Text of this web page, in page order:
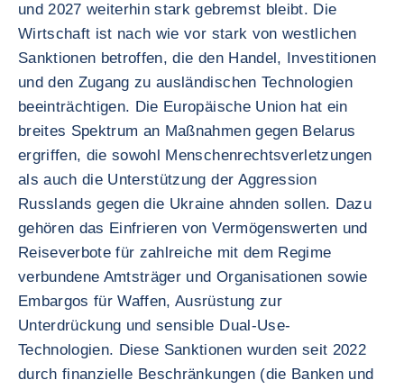
und 2027 weiterhin stark gebremst bleibt. Die
Wirtschaft ist nach wie vor stark von westlichen
Sanktionen betroffen, die den Handel, Investitionen
und den Zugang zu ausländischen Technologien
beeinträchtigen. Die Europäische Union hat ein
breites Spektrum an Maßnahmen gegen Belarus
ergriffen, die sowohl Menschenrechtsverletzungen
als auch die Unterstützung der Aggression
Russlands gegen die Ukraine ahnden sollen. Dazu
gehören das Einfrieren von Vermögenswerten und
Reiseverbote für zahlreiche mit dem Regime
verbundene Amtsträger und Organisationen sowie
Embargos für Waffen, Ausrüstung zur
Unterdrückung und sensible Dual-Use-
Technologien. Diese Sanktionen wurden seit 2022
durch finanzielle Beschränkungen (die Banken und